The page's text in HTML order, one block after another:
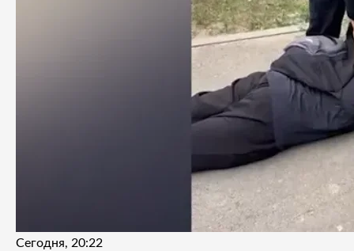
Сегодня, 20:22